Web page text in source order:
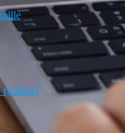
työhön?